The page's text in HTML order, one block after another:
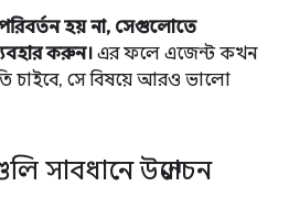
হয় না, সেগুলোতে
করুন। এর ফলে এজেন্ট কখন
চাইবে, সে বিষয়ে আরও ভালো
সাবধানে উন্মোচন